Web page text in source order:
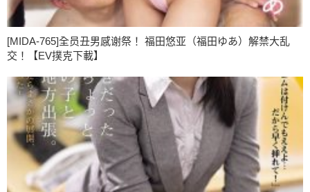
[MIDA-765]全员丑男感谢祭！ 福田悠亚（福田ゆあ）解禁大乱
交！【EV撲克下載】